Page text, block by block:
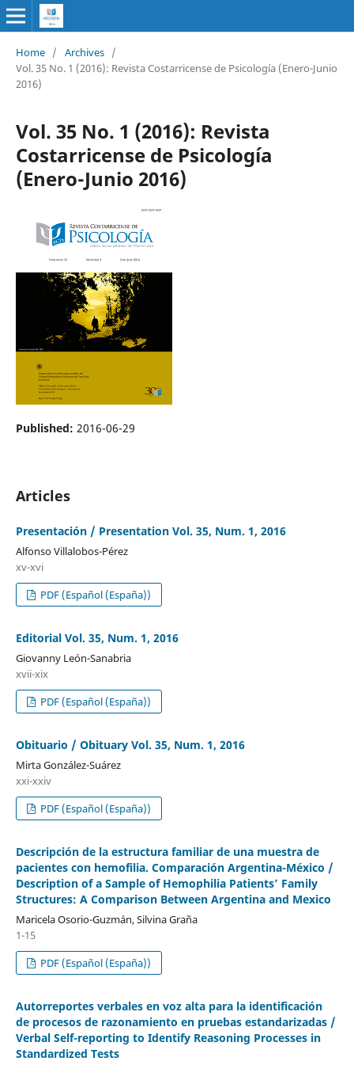
Home / Archives /
Vol. 35 No. 1 (2016): Revista Costarricense de Psicología (Enero-Junio
2016)
Vol. 35 No. 1 (2016): Revista
Costarricense de Psicología
(Enero-Junio 2016)
Published: 2016-06-29
Articles
Presentación / Presentation Vol. 35, Num. 1, 2016
Alfonso Villalobos-Pérez
xv-xvi
PDF (Español (España))
Editorial Vol. 35, Num. 1, 2016
Giovanny León-Sanabria
xvii-xix
PDF (Español (España))
Obituario / Obituary Vol. 35, Num. 1, 2016
Mirta González-Suárez
xxi-xxiv
PDF (Español (España))
Descripción de la estructura familiar de una muestra de
pacientes con hemofilia. Comparación Argentina-México /
Description of a Sample of Hemophilia Patients’ Family
Structures: A Comparison Between Argentina and Mexico
Maricela Osorio-Guzmán, Silvina Graña
1-15
PDF (Español (España))
Autorreportes verbales en voz alta para la identificación
de procesos de razonamiento en pruebas estandarizadas /
Verbal Self-reporting to Identify Reasoning Processes in
Standardized Tests